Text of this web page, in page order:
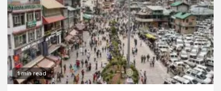
1 min read